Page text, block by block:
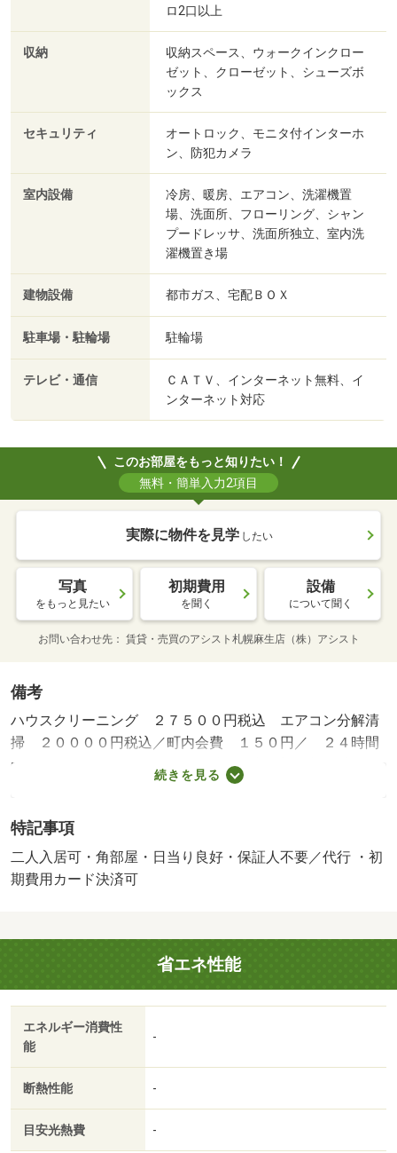
ロ2口以上
収納
収納スペース、ウォークインクロー
ゼット、クローゼット、シューズボ
ックス
セキュリティ
オートロック、モニタ付インターホ
ン、防犯カメラ
室内設備
冷房、暖房、エアコン、洗濯機置
場、洗面所、フローリング、シャン
プードレッサ、洗面所独立、室内洗
濯機置き場
建物設備 都市ガス、宅配ＢＯＸ
駐車場・駐輪場 駐輪場
テレビ・通信
ＣＡＴＶ、インターネット無料、イ
ンターネット対応
このお部屋をもっと知りたい！
無料・簡単入力2項目
実際に物件を見学 したい
写真
をもっと見たい
初期費用
を聞く
設備
について聞く
お問い合わせ先 賃貸・売買のアシスト札幌麻生店（株）アシスト
備考
ハウスクリーニング ２７５００円税込 エアコン分解清
掃 ２００００円税込／町内会費 １５０円／ ２４時間
管理費 １１００円／／保証会社利用必：初回契約時：５
０％、更新時：３０％／普通借家０２年／二人入居可／子
はございません。わざわざ何社も足を運ばなくても窓口一
つでご案内フットワークが軽いスタッフが皆様のご来店、
笑顔でお待ちしております。／バストイレ別／エアコン／
陽当り良好／シューズボックス／システムキッチン／角住
戸／温水洗浄便座／脱衣所／洗面所独立／洗面化粧台／２
口コンロ／駐輪場／宅配ボックス／ＣＡＴＶ／即入居可／
対面式キッチン／防犯カメラ／グリル付／ウォークインク
ロゼット／保証人不要／ＣＡＴＶインターネット／二人入
居相談／ネット使用料不要／眺望良好／ガス暖房／３駅以
／ＩＴ重説 対応物件／初期費用カード決済可／通風良好
／セイコーマートあきもと店（コンビニ）まで４１ｍ／東
光ストア北栄店（スーパー）まで５３４ｍ／社会医療法人
続きを見る
特記事項
二人入居可・角部屋・日当り良好・保証人不要／代行 ・初
期費用カード決済可
省エネ性能
エネルギー消費性
能
-
断熱性能 -
目安光熱費 -